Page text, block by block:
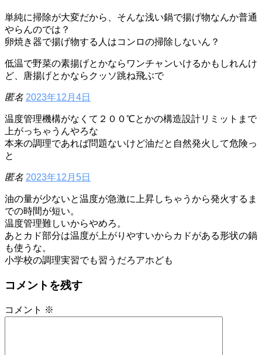
単純に掃除が大変だから、そんな浅い鍋で揚げ物なんか普通
やらんのでは？
卵焼き器で揚げ物する人はコンロの掃除しないん？
低温で野菜の素揚げとかならワンチャンいけるかもしれんけ
ど、唐揚げとかならクッソ跳ね飛ぶで
匿名 2023年12月4日
温度管理機構がなくて２００℃とかの構造設計リミットまで
上がっちゃうんやろな
本来の調理であれば問題ないけど油だと自然発火して危険っ
と
匿名 2023年12月5日
油の量が少ないと温度が急激に上昇しちゃうから発火するま
での時間が短い。
温度管理難しいからやめろ。
あとカド部分は温度が上がりやすいからカドがある形状の鍋
も使うな。
小学校の調理実習でも習うだろアホども
コメントを残す
コメント ※